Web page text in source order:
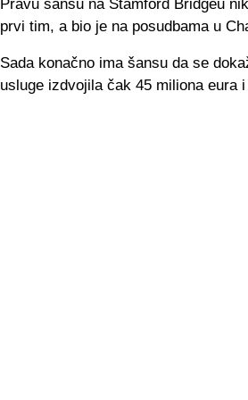
Pravu šansu na Stamford Bridgeu
prvi tim, a bio je na posudbama u
Sada konačno ima šansu da se
usluge izdvojila čak 45 miliona eura